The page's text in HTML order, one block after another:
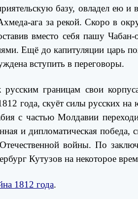
базу, овладел ею и
ага за рекой. Скоро в
вместо себя пашу
Ещё до капитуляции царь
вступить в переговоры.
русским границам свои
года, скуёт силы русских
с частью Молдавии
и дипломатическая
войны. По
Кутузов на некоторое
1812 года.